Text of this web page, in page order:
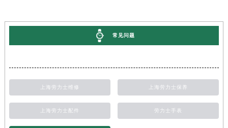
常见问题
上海劳力士维修 上海劳力士保养
上海劳力士配件 劳力士手表